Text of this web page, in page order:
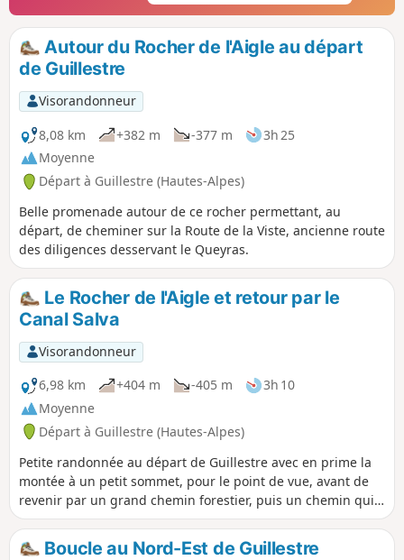
Autour du Rocher de l'Aigle au départ
de Guillestre
Visorandonneur
8,08 km
+382 m -377 m
3h 25
Moyenne
Départ à Guillestre (Hautes-Alpes)
Belle promenade autour de ce rocher permettant, au
départ, de cheminer sur la Route de la Viste, ancienne route
des diligences desservant le Queyras.
Le Rocher de l'Aigle et retour par le
Canal Salva
Visorandonneur
6,98 km
+404 m -405 m
3h 10
Moyenne
Départ à Guillestre (Hautes-Alpes)
Petite randonnée au départ de Guillestre avec en prime la
montée à un petit sommet, pour le point de vue, avant de
revenir par un grand chemin forestier, puis un chemin qui
rejoint le hameau des Terrasses avant d'emprunter le
sentier du Canal Salva qui nous ramène au départ.
Boucle au Nord-Est de Guillestre